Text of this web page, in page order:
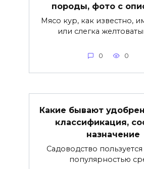
породы, фото с
Мясо кур, как известно,
или слегка
0 0
Какие бывают
классификация,
назначение
Садоводство
популярностью